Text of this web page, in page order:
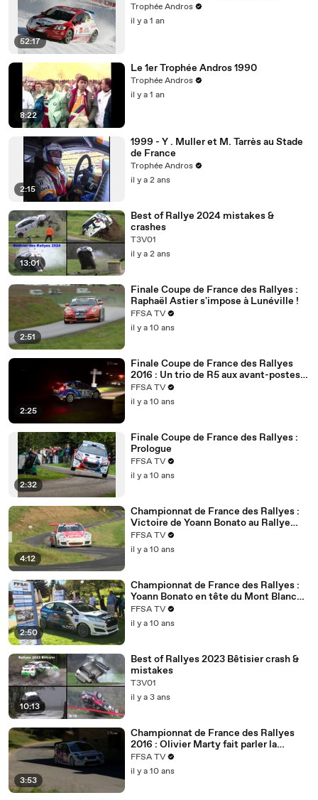
52:17
Trophée Andros
il y a 1 an
8:22
Le 1er Trophée Andros 1990
Trophée Andros
il y a 1 an
2:15
1999 - Y . Muller et M. Tarrès au Stade
de France
Trophée Andros
il y a 2 ans
13:01
Best of Rallye 2024 mistakes &
crashes
T3V01
il y a 2 ans
2:51
Finale Coupe de France des Rallyes :
Raphaël Astier s'impose à Lunéville !
FFSA TV
il y a 10 ans
2:25
Finale Coupe de France des Rallyes
2016 : Un trio de R5 aux avant-postes
de l'étape 1
FFSA TV
il y a 10 ans
2:32
Finale Coupe de France des Rallyes :
Prologue
FFSA TV
il y a 10 ans
4:12
Championnat de France des Rallyes :
Victoire de Yoann Bonato au Rallye
Mont Blanc Morzine !
FFSA TV
il y a 10 ans
2:50
Championnat de France des Rallyes :
Yoann Bonato en tête du Mont Blanc
Morzine !
FFSA TV
il y a 10 ans
10:13
Best of Rallyes 2023 Bêtisier crash &
mistakes
T3V01
il y a 3 ans
3:53
Championnat de France des Rallyes
2016 : Olivier Marty fait parler la
poudre au Rouergue !
FFSA TV
il y a 10 ans